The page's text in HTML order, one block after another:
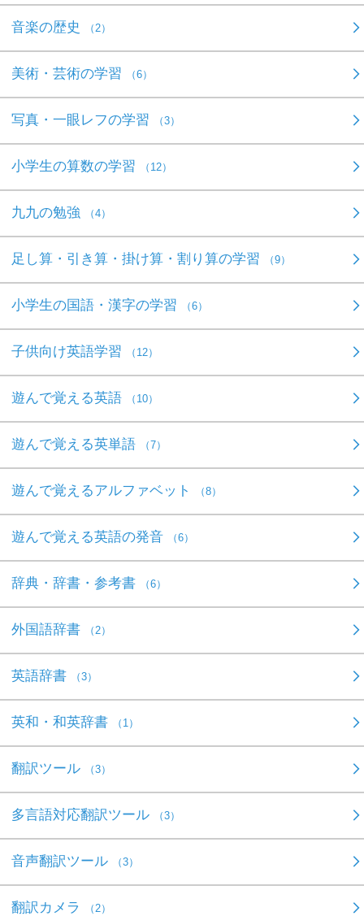
音楽の歴史 （2）
美術・芸術の学習 （6）
写真・一眼レフの学習 （3）
小学生の算数の学習 （12）
九九の勉強 （4）
足し算・引き算・掛け算・割り算の学習 （9）
小学生の国語・漢字の学習 （6）
子供向け英語学習 （12）
遊んで覚える英語 （10）
遊んで覚える英単語 （7）
遊んで覚えるアルファベット （8）
遊んで覚える英語の発音 （6）
辞典・辞書・参考書 （6）
外国語辞書 （2）
英語辞書 （3）
英和・和英辞書 （1）
翻訳ツール （3）
多言語対応翻訳ツール （3）
音声翻訳ツール （3）
翻訳カメラ （2）